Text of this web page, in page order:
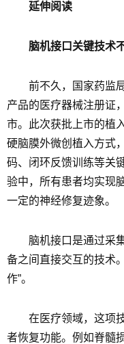
延伸阅读
脑机接口关键技术
前不久，国家药监
产品的医疗器械注册证
市。此次获批上市的植
硬脑膜外微创植入方式
码、闭环反馈训练等关
验中，所有患者均实现
一定的神经修复迹象。
脑机接口是通过采
备之间直接交互的技术
作”。
在医疗领域，这项
者恢复功能。例如脊髓